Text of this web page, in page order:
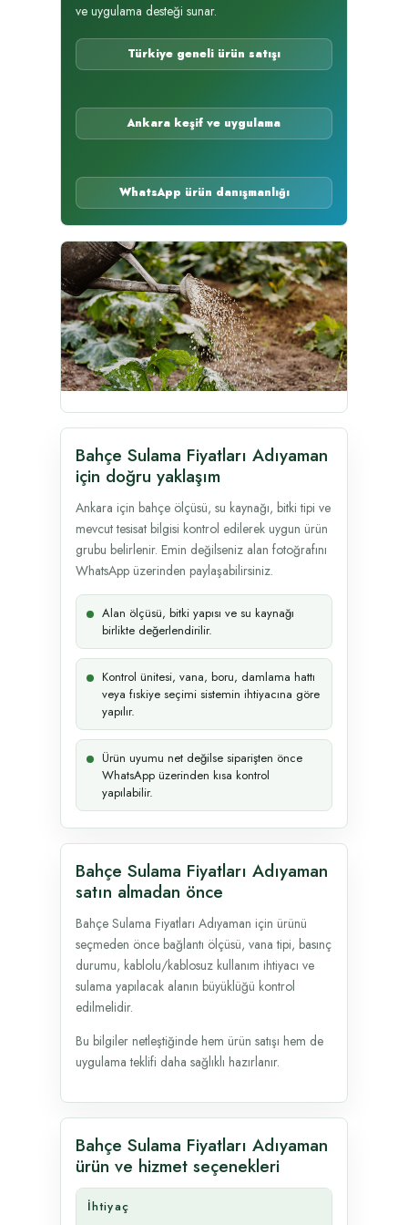
ve uygulama desteği sunar.
Türkiye geneli ürün satışı
Ankara keşif ve uygulama
WhatsApp ürün danışmanlığı
Bahçe Sulama Fiyatları Adıyaman
için doğru yaklaşım
Ankara için bahçe ölçüsü, su kaynağı, bitki tipi ve
mevcut tesisat bilgisi kontrol edilerek uygun ürün
grubu belirlenir. Emin değilseniz alan fotoğrafını
WhatsApp üzerinden paylaşabilirsiniz.
Alan ölçüsü, bitki yapısı ve su kaynağı
birlikte değerlendirilir.
Kontrol ünitesi, vana, boru, damlama hattı
veya fıskiye seçimi sistemin ihtiyacına göre
yapılır.
Ürün uyumu net değilse siparişten önce
WhatsApp üzerinden kısa kontrol
yapılabilir.
Bahçe Sulama Fiyatları Adıyaman
satın almadan önce
Bahçe Sulama Fiyatları Adıyaman için ürünü
seçmeden önce bağlantı ölçüsü, vana tipi, basınç
durumu, kablolu/kablosuz kullanım ihtiyacı ve
sulama yapılacak alanın büyüklüğü kontrol
edilmelidir.
Bu bilgiler netleştiğinde hem ürün satışı hem de
uygulama teklifi daha sağlıklı hazırlanır.
Bahçe Sulama Fiyatları Adıyaman
ürün ve hizmet seçenekleri
İhtiyaç